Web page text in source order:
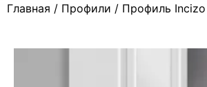
Главная / Профили / Профиль Incizo